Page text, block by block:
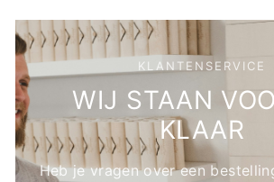
KLANTENSERVICE
WIJ STAAN
KLAAR
Heb je vragen over een